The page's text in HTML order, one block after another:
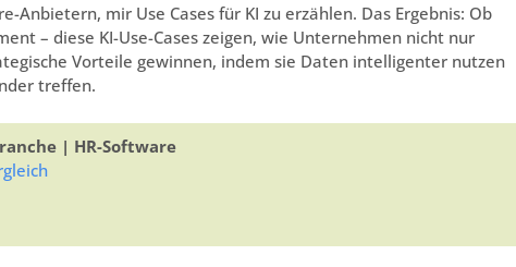
Anbietern, mir Use Cases für KI zu erzählen. Das Ergebnis: Ob
– diese KI-Use-Cases zeigen, wie Unternehmen nicht nur
Vorteile gewinnen, indem sie Daten intelligenter nutzen
treffen.
| HR-Software